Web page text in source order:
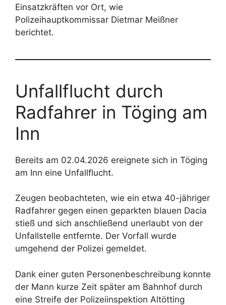
Einsatzkräften vor Ort, wie
Polizeihauptkommissar Dietmar Meißner
berichtet.
Unfallflucht durch
Radfahrer in Töging am
Inn
Bereits am 02.04.2026 ereignete sich in Töging
am Inn eine Unfallflucht.
Zeugen beobachteten, wie ein etwa 40-jähriger
Radfahrer gegen einen geparkten blauen Dacia
stieß und sich anschließend unerlaubt von der
Unfallstelle entfernte. Der Vorfall wurde
umgehend der Polizei gemeldet.
Dank einer guten Personenbeschreibung konnte
der Mann kurze Zeit später am Bahnhof durch
eine Streife der Polizeiinspektion Altötting